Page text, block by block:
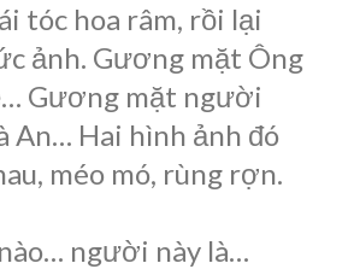
tóc hoa râm, rồi lại
ảnh. Gương mặt Ông
Gương mặt người
An… Hai hình ảnh đó
méo mó, rùng rợn.
người này là…